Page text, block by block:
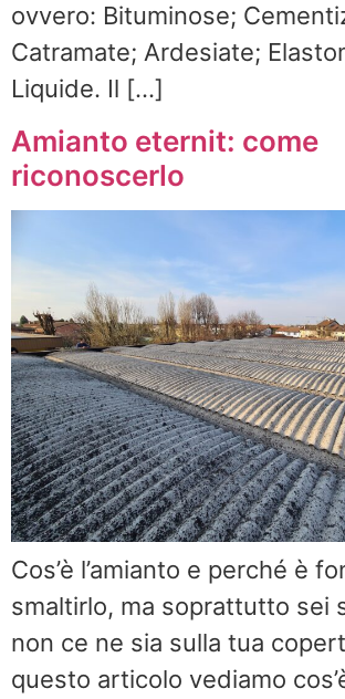
ovvero: Bituminose;
Catramate; Ardesiate;
Liquide. Il […]
Amianto eternit: come
riconoscerlo
Cos’è l’amianto e perché è
smaltirlo, ma soprattutto sei
non ce ne sia sulla tua
questo articolo vediamo